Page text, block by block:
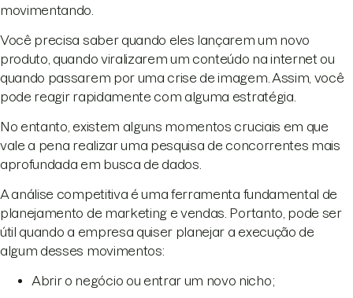
movimentando.
Você precisa saber quando eles lançarem um novo
produto, quando viralizarem um conteúdo na internet ou
quando passarem por uma crise de imagem. Assim, você
pode reagir rapidamente com alguma estratégia.
No entanto, existem alguns momentos cruciais em que
vale a pena realizar uma pesquisa de concorrentes mais
aprofundada em busca de dados.
A análise competitiva é uma ferramenta fundamental de
planejamento de marketing e vendas. Portanto, pode ser
útil quando a empresa quiser planejar a execução de
algum desses movimentos:
Abrir o negócio ou entrar um novo nicho;